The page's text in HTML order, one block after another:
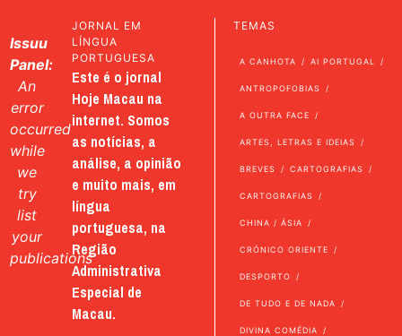
Issuu
Panel:
An
error
occurred
while
we
try
list
your
publications
JORNAL EM
LÍNGUA
PORTUGUESA
Este é o jornal
Hoje Macau na
internet. Somos
as notícias, a
análise, a opinião
e muito mais, em
língua
portuguesa, na
Região
Administrativa
Especial de
Macau.
TEMAS
A CANHOTA AI PORTUGAL
ANTROPOFOBIAS
A OUTRA FACE
ARTES, LETRAS E IDEIAS
BREVES CARTOGRAFIAS
CARTOGRAFIAS
CHINA / ÁSIA
CRÓNICO ORIENTE
DESPORTO
DE TUDO E DE NADA
DIVINA COMÉDIA